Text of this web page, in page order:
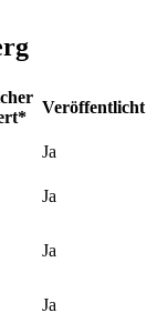
Veröffentlicht
Ja
Ja
Ja
Ja